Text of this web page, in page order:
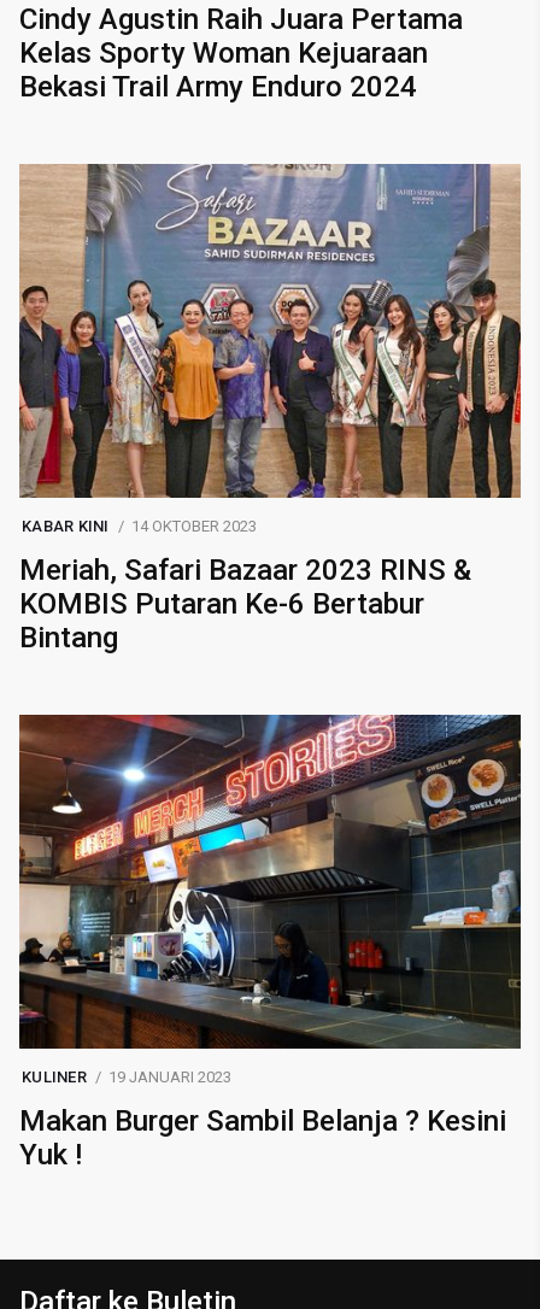
Cindy Agustin Raih Juara Pertama
Kelas Sporty Woman Kejuaraan
Bekasi Trail Army Enduro 2024
KABAR KINI 14 OKTOBER 2023
Meriah, Safari Bazaar 2023 RINS &
KOMBIS Putaran Ke-6 Bertabur
Bintang
KULINER 19 JANUARI 2023
Makan Burger Sambil Belanja ? Kesini
Yuk !
Daftar ke Buletin